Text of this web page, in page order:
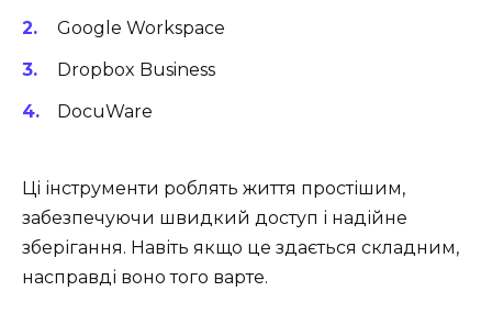
Google Workspace
Dropbox Business
DocuWare
Ці інструменти роблять життя простішим,
забезпечуючи швидкий доступ і надійне
зберігання. Навіть якщо це здається складним,
насправді воно того варте.